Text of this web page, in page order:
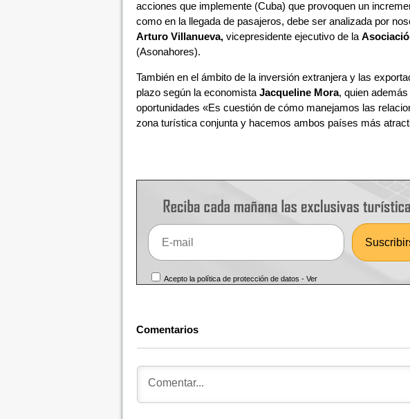
acciones que implemente (Cuba) que provoquen un
como en la llegada de pasajeros, debe ser analizada por
Arturo Villanueva,vicepresidente ejecutivo de la
(Asonahores).
También en el ámbito de la inversión extranjera y las
plazo según la economista Jacqueline Mora, quien
oportunidades «Es cuestión de cómo manejamos las
zona turística conjunta y hacemos ambos países más
Acepto la política de protección de datos -Ver
Comentarios